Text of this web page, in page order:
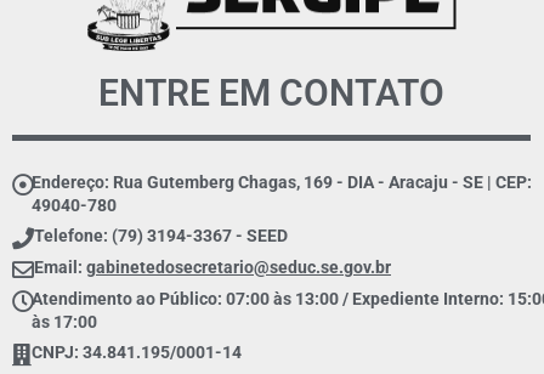
ENTRE EM CONTATO
Endereço: Rua Gutemberg Chagas, 169 - DIA - Aracaju - SE | CEP:
49040-780
Telefone: (79) 3194-3367 - SEED
Email: gabinetedosecretario@seduc.se.gov.br
Atendimento ao Público: 07:00 às 13:00 / Expediente Interno:
às 17:00
CNPJ: 34.841.195/0001-14